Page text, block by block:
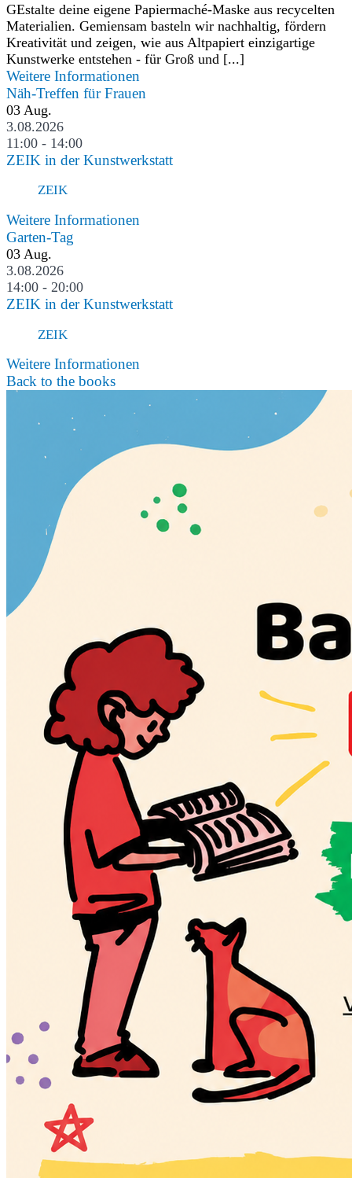
GEstalte deine eigene Papiermaché-Maske aus recycelten
Materialien. Gemiensam basteln wir nachhaltig, fördern
Kreativität und zeigen, wie aus Altpapiert einzigartige
Kunstwerke entstehen - für Groß und [...]
Weitere Informationen
Näh-Treffen für Frauen
03 Aug.
3.08.2026
11:00 - 14:00
ZEIK in der Kunstwerkstatt
ZEIK
Weitere Informationen
Garten-Tag
03 Aug.
3.08.2026
14:00 - 20:00
ZEIK in der Kunstwerkstatt
ZEIK
Weitere Informationen
Back to the books